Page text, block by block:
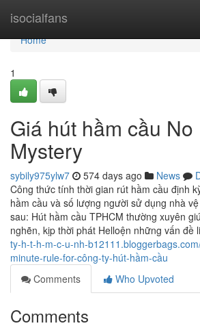
isocialfans
Home
Home
1
Giá hút hầm cầu
Mystery
sybily975ylw7 574 days ago News
Công thức tính thời gian rút hầm cầu định
hầm cầu và số lượng người sử dụng nhà
sau: Hút hầm cầu TPHCM thường xuyên
nghẽn, kịp thời phát Helloện những vấn đề
ty-h-t-h-m-c-u-nh-
minute-rule-for-công-ty-hút-hầm-cầu
Comments
Who Upvoted
Comments